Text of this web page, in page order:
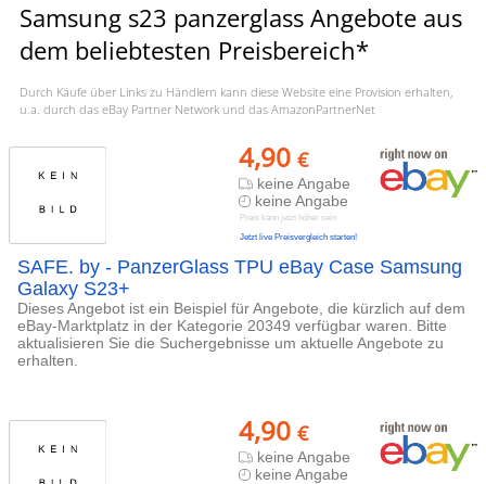
Samsung s23 panzerglass Angebote aus
dem beliebtesten Preisbereich*
Durch Käufe über Links zu Händlern kann diese Website eine Provision erhalten,
u.a. durch das eBay Partner Network und das AmazonPartnerNet
4,90 €
keine Angabe
keine Angabe
Preis kann jetzt höher sein
Jetzt live Preisvergleich starten!
SAFE. by - PanzerGlass TPU eBay Case Samsung
Galaxy S23+
Dieses Angebot ist ein Beispiel für Angebote, die kürzlich auf dem
eBay-Marktplatz in der Kategorie 20349 verfügbar waren. Bitte
aktualisieren Sie die Suchergebnisse um aktuelle Angebote zu
erhalten.
4,90 €
keine Angabe
keine Angabe